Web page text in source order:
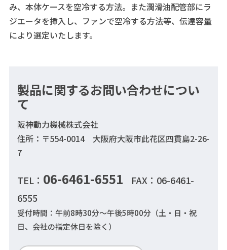
み、本体ケースを空冷する方法。また潤滑油配管部にラ
ジエータを挿入し、ファンで空冷する方法等、伝達容量
により選定いたします。
製品に関するお問い合わせについ
て
阪神動力機械株式会社
住所：〒554-0014 大阪府大阪市此花区四貫島2-26-
7
TEL： 06-6461-6551
FAX：06-6461-
6555
受付時間：午前8時30分～午後5時00分（土・日・祝
日、会社の指定休日を除く）